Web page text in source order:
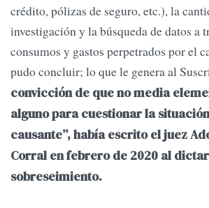
crédito, pólizas de seguro, etc.), la
investigación y la búsqueda de datos a
consumos y gastos perpetrados por el
pudo concluir; lo que le genera al
convicción de que no media
alguno para cuestionar la
causante”, había escrito el juez
Corral en febrero de 2020 al
sobreseimiento.